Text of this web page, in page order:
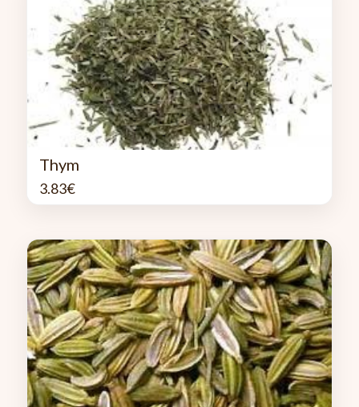
Thym
3.83€